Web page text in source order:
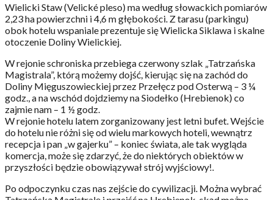
Wielicki Staw (Velické pleso) ma według słowackich pomiarów
2,23 ha powierzchni i 4,6 m głębokości. Z tarasu (parkingu)
obok hotelu wspaniale prezentuje się Wielicka Siklawa i skalne
otoczenie Doliny Wielickiej.
W rejonie schroniska przebiega czerwony szlak „Tatrzańska
Magistrala”, którą możemy dojść, kierując się na zachód do
Doliny Mięguszowieckiej przez Przełęcz pod Osterwą – 3 ¼
godz., a na wschód dojdziemy na Siodełko (Hrebienok) co
zajmie nam – 1 ½ godz.
W rejonie hotelu latem zorganizowany jest letni bufet. Wejście
do hotelu nie różni się od wielu markowych hoteli, wewnątrz
recepcja i pan „w gajerku” – koniec świata, ale tak wygląda
komercja, może się zdarzyć, że do niektórych obiektów w
przyszłości będzie obowiązywał strój wyjściowy!.
Po odpoczynku czas nas zejście do cywilizacji. Można wybrać